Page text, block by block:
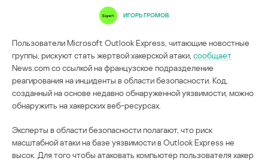
ИГОРЬ ГРОМОВ
Пользователи Microsoft Outlook Express, читающие новостные
группы, рискуют стать жертвой хакерской атаки, сообщает
News.com со ссылкой на французское подразделение
реагирования на инциденты в области безопасности. Код,
созданный на основе недавно обнаруженной уязвимости, можно
обнаружить на хакерских веб-ресурсах.
Эксперты в области безопасности полагают, что риск
масштабной атаки на базе уязвимости в Outlook Express не
высок. Для того чтобы атаковать компьютер пользователя хакер